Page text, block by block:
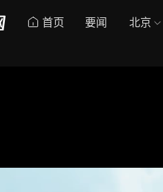
首页 要闻 北京